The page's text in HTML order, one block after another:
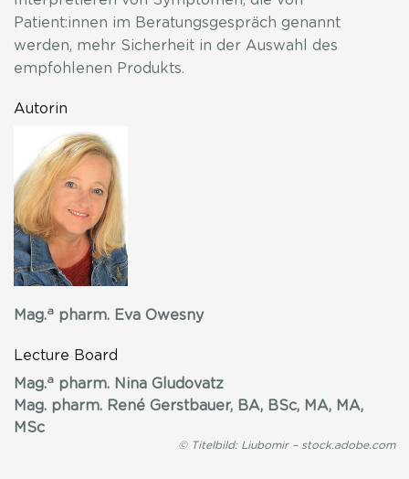
Patient:innen im Beratungsgespräch genannt
werden, mehr Sicherheit in der Auswahl des
empfohlenen Produkts.
Autorin
Mag.a pharm. Eva Owesny
Lecture Board
Mag.a pharm. Nina Gludovatz
Mag. pharm. René Gerstbauer, BA, BSc, MA, MA,
MSc
© Titelbild: Liubomir – stock.adobe.com